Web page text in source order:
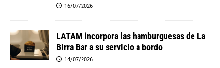
16/07/2026
LATAM incorpora las hamburguesas de La
Birra Bar a su servicio a bordo
14/07/2026